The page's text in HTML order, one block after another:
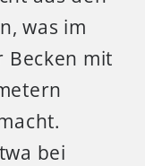
was im
Becken mit
bei